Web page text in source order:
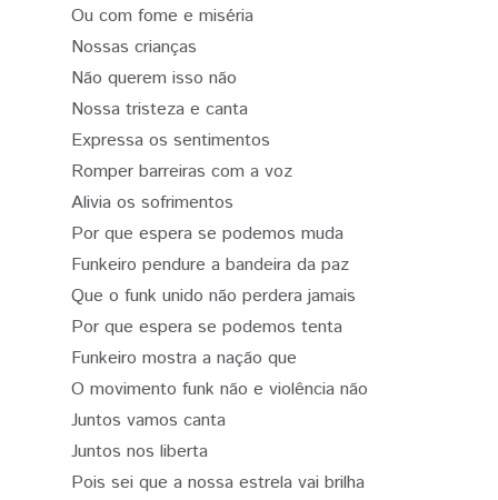
Ou com fome e miséria
Nossas crianças
Não querem isso não
Nossa tristeza e canta
Expressa os sentimentos
Romper barreiras com a voz
Alivia os sofrimentos
Por que espera se podemos muda
Funkeiro pendure a bandeira da paz
Que o funk unido não perdera jamais
Por que espera se podemos tenta
Funkeiro mostra a nação que
O movimento funk não e violência não
Juntos vamos canta
Juntos nos liberta
Pois sei que a nossa estrela vai brilha